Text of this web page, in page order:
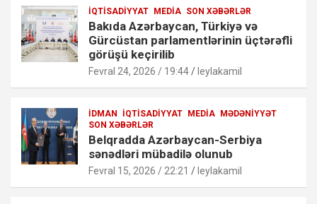
İQTISADIYYAT MEDIA SON XƏBƏRLƏR
Bakıda Azərbaycan, Türkiyə və
Gürcüstan parlamentlərinin üçtərəfli
görüşü keçirilib
Fevral 24, 2026 / 19:44 leylakamil
İDMAN İQTISADIYYAT MEDIA MƏDƏNIYYƏT
SON XƏBƏRLƏR
Belqradda Azərbaycan-Serbiya
sənədləri mübadilə olunub
Fevral 15, 2026 / 22:21 leylakamil